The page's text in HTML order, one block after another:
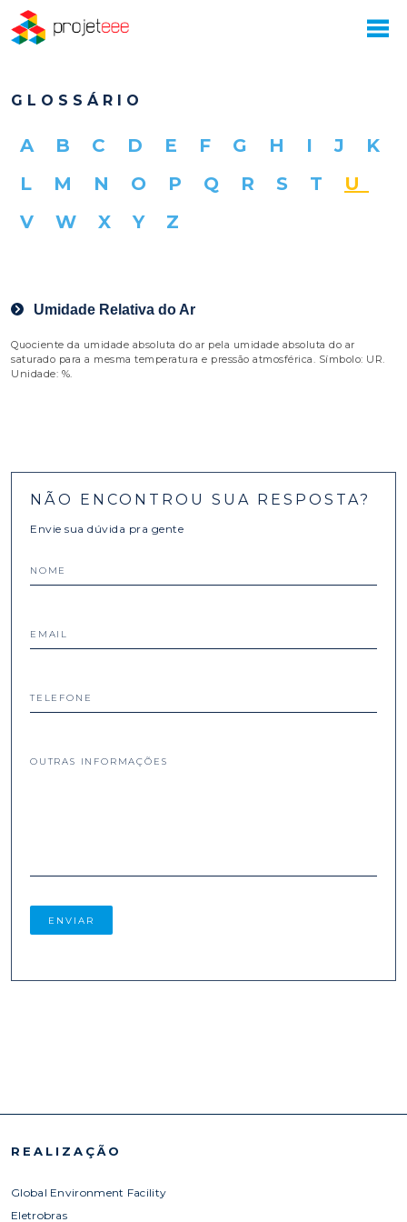
GLOSSÁRIO
A B C D E F G H I J
K
L
M N O P Q R S T
U
V
W X Y Z
Umidade Relativa do Ar
Quociente da umidade absoluta do ar pela umidade absoluta do ar
saturado para a mesma temperatura e pressão atmosférica. Símbolo: UR.
Unidade: %.
NÃO ENCONTROU SUA RESPOSTA?
Envie sua dúvida pra gente
NOME
EMAIL
TELEFONE
OUTRAS INFORMAÇÕES
REALIZAÇÃO
Global Environment Facility
Eletrobras